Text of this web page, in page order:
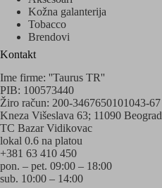
Kožna galanterija
Tobacco
Brendovi
Kontakt
Ime firme: ''Taurus TR''
PIB: 100573440
Žiro račun: 200-3467650101043-67
Kneza Višeslava 63; 11090 Beograd
TC Bazar Vidikovac
lokal 0.6 na platou
+381 63 410 450
pon. – pet. 09:00 – 18:00
sub. 10:00 – 14:00